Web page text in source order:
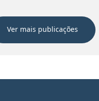
Ver mais publicações